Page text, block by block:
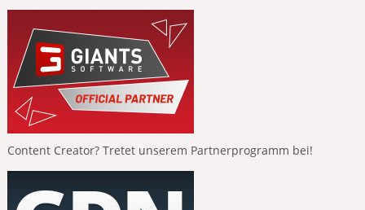
Content Creator? Tretet unserem Partnerprogramm bei!